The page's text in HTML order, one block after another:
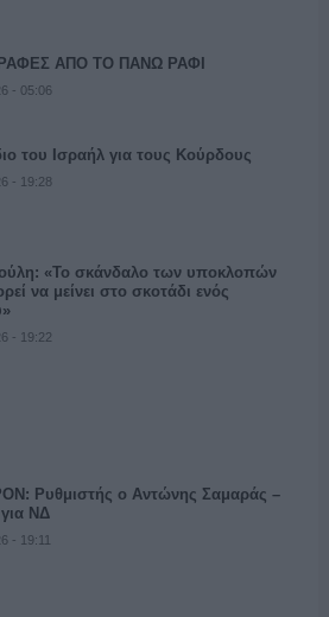
ΑΠΟ ΤΟ ΠΑΝΩ ΡΑΦΙ
- 05:06
του Ισραήλ για τους Κούρδους
- 19:28
«Το σκάνδαλο των υποκλοπών
να μείνει στο σκοτάδι ενός
- 19:22
Ρυθμιστής ο Αντώνης Σαμαράς –
ΝΔ
- 19:11